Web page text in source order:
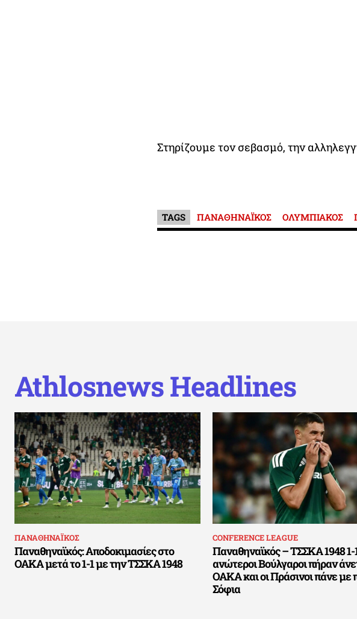
Στηρίζουμε τον σεβασμό, την
TAGS ΠΑΝΑΘΗΝΑΪΚΟΣ ΟΛΥΜΠΙΑΚΟΣ
Athlosnews Headlines
ΠΑΝΑΘΗΝΑΪΚΟΣ
Παναθηναϊκός: Αποδοκιμασίες στο
ΟΑΚΑ μετά το 1-1 με την ΤΣΣΚΑ 1948
CONFERENCE LEAGUE
Παναθηναϊκός – ΤΣΣΚΑ 1948 1-
ανώτεροι Βούλγαροι πήραν
ΟΑΚΑ και οι Πράσινοι πάνε με
Σόφια